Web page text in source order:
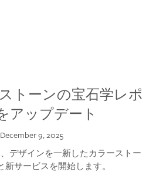
トーンの宝石学レポ
アップデート
December 9, 2025
デザインを一新したカラーストー
新サービスを開始します。